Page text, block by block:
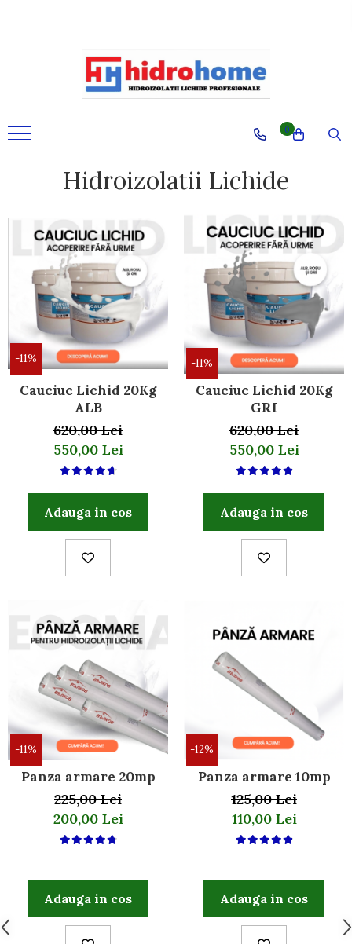
0
Hidroizolatii Lichide
-11%
Cauciuc Lichid 20Kg
ALB
620,00 Lei
550,00 Lei
Adauga in cos
-11%
Cauciuc Lichid 20Kg
GRI
620,00 Lei
550,00 Lei
Adauga in cos
-11%
Panza armare 20mp
225,00 Lei
200,00 Lei
Adauga in cos
-12%
Panza armare 10mp
125,00 Lei
110,00 Lei
Adauga in cos